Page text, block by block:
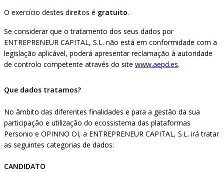
O exercício destes direitos é gratuito.
Se considerar que o tratamento dos seus dados por
ENTREPRENEUR CAPITAL, S.L. não está em conformidade com a
legislação aplicável, poderá apresentar reclamação à autoridade
de controlo competente através do site www.aepd.es.
Que dados tratamos?
No âmbito das diferentes finalidades e para a gestão da sua
participação e utilização do ecossistema das plataformas
Personio e OPINNO OI, a ENTREPRENEUR CAPITAL, S.L. irá tratar
as seguintes categorias de dados:
CANDIDATO